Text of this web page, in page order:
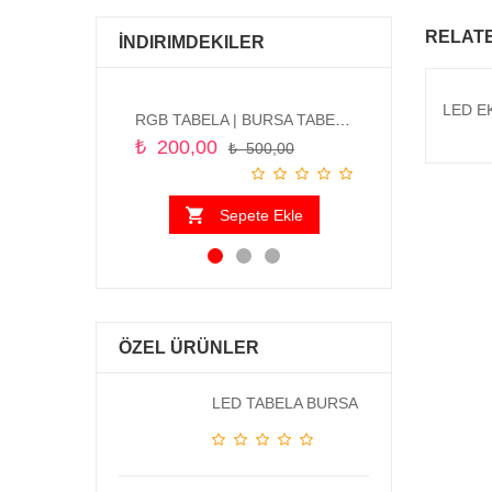
LED
İNDIRIMDEKILER
₺500,00
₺ 200,00
Sepete Ekle
ÖZEL ÜRÜNLER
LED TABELA BURSA